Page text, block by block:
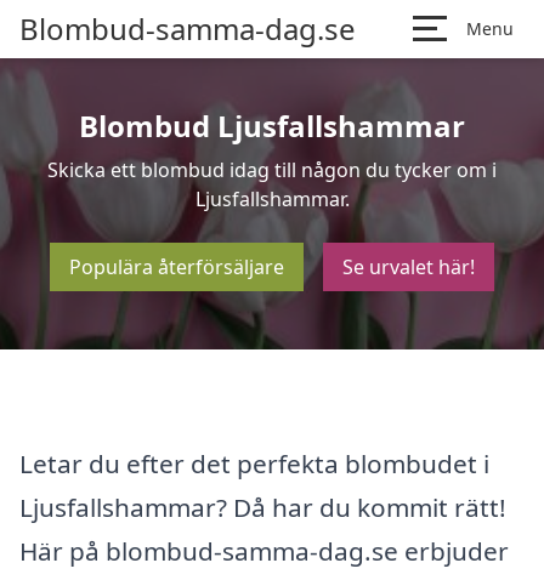
Blombud-samma-dag.se Menu
Blombud Ljusfallshammar
Skicka ett blombud idag till någon du tycker om i
Ljusfallshammar.
Populära återförsäljare Se urvalet här!
Letar du efter det perfekta blombudet i
Ljusfallshammar? Då har du kommit rätt!
Här på blombud-samma-dag.se erbjuder